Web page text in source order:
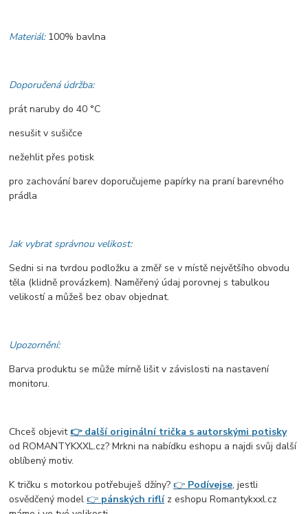
Materiál: 100% bavlna
Doporučená údržba:
prát naruby do 40 °C
nesušit v sušičce
nežehlit přes potisk
pro zachování barev doporučujeme papírky na praní barevného
prádla
Jak vybrat správnou velikost:
Sedni si na tvrdou podložku a změř se v místě největšího obvodu
těla (klidně provázkem). Naměřený údaj porovnej s tabulkou
velikostí a můžeš bez obav objednat.
Upozornění:
Barva produktu se může mírně lišit v závislosti na nastavení
monitoru.
Chceš objevit👉 další originální trička s autorskými potisky
od ROMANTYKXXL.cz? Mrkni na nabídku eshopu a najdi svůj další
oblíbený motiv.
K tričku s motorkou potřebuješ džíny?👉 Podívejse, jestli
osvědčený model👉 pánských riflíz eshopu Romantykxxl.cz